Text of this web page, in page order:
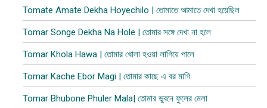
Tomate Amate Dekha Hoyechilo | তোমাতে আমাতে দেখা হয়েছিল
Tomar Songe Dekha Na Hole | তোমার সঙ্গে দেখা না হলে
Tomar Khola Hawa | তোমার খোলা হওয়া লাগিয়ে পালে
Tomar Kache Ebor Magi | তোমার কাছে এ বর মাগি
Tomar Bhubone Phuler Mala| তোমার ভুবনে ফুলের মেলা